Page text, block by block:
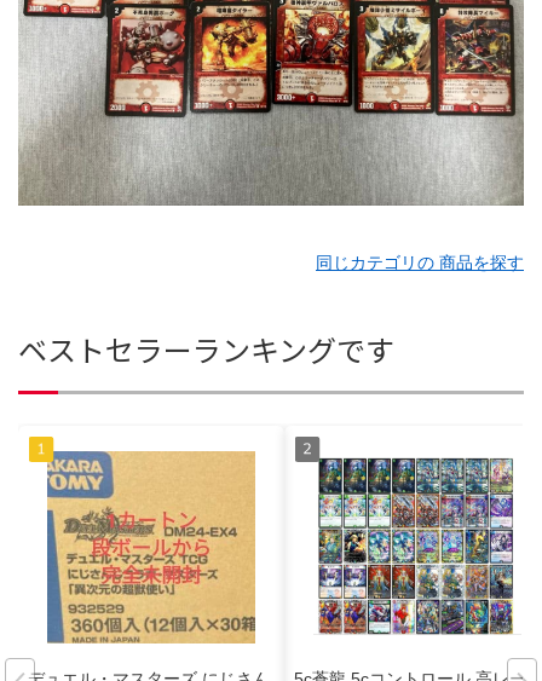
同じカテゴリの 商品を探す
ベストセラーランキングです